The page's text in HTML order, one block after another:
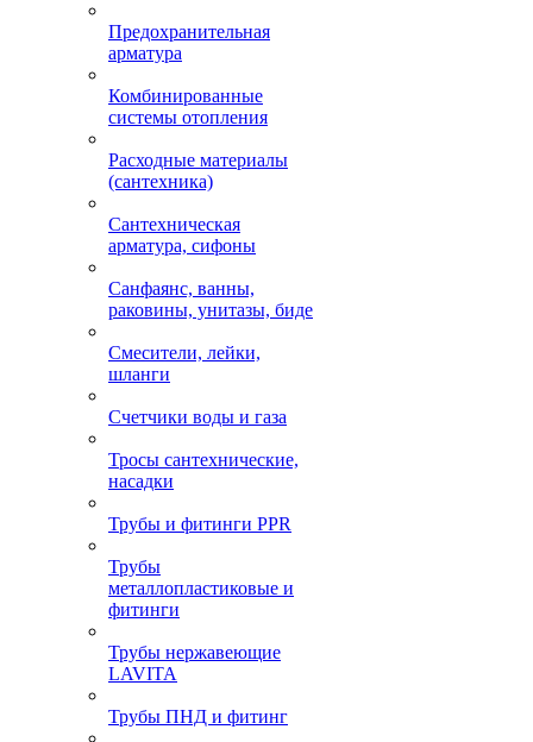
Предохранительная
арматура
Комбинированные
системы отопления
Расходные материалы
(сантехника)
Сантехническая
арматура, сифоны
Санфаянс, ванны,
раковины, унитазы, биде
Смесители, лейки,
шланги
Счетчики воды и газа
Тросы сантехнические,
насадки
Трубы и фитинги PPR
Трубы
металлопластиковые и
фитинги
Трубы нержавеющие
LAVITA
Трубы ПНД и фитинг